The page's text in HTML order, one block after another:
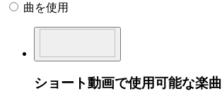
曲を使用
ショート動画で使用可能な楽曲